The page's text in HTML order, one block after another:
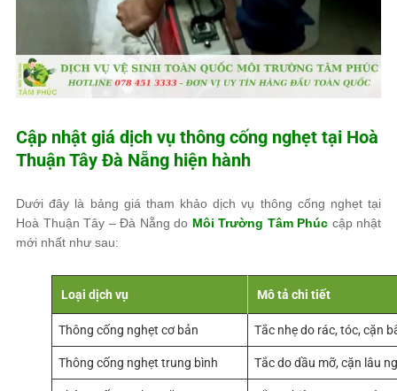
Cập nhật giá dịch vụ thông cống nghẹt tại Hoà
Thuận Tây Đà Nẵng hiện hành
Dưới đây là bảng giá tham khảo dịch vụ thông cống nghẹt tại
Hoà Thuận Tây – Đà Nẵng do Môi Trường Tâm Phúc cập nhật
mới nhất như sau:
Loại dịch vụ Mô tả chi tiết
Thông cống nghẹt cơ bản Tắc nhẹ do rác, tóc, cặn
Thông cống nghẹt trung bình Tắc do dầu mỡ, cặn lâu